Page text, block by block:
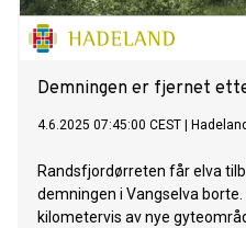
Demningen er fjernet
4.6.2025 07:45:00 CEST
Randsfjordørreten får elva
demningen i Vangselva
kilometervis av nye